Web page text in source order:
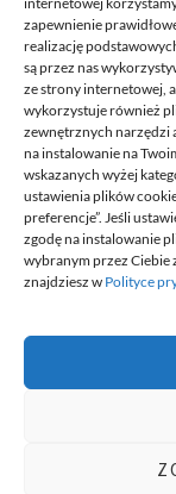
zapewnienie
realizację
są przez nas
ze strony internetowej,
wykorzystuje również
zewnętrznych narzędzi
na instalowanie na
wskazanych wyżej
ustawienia plików
preferencje”. Jeśli
zgodę na instalowanie
wybranym przez Ciebie
znajdziesz w Polityce
Deca
to miejsce
możesz znaleźć
informacji
innymi ten serwis.
Chcesz do nas